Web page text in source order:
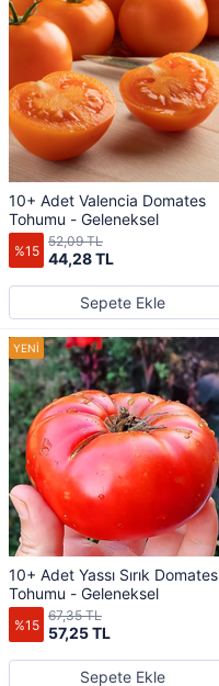
10+ Adet Valencia Domates
Tohumu - Geleneksel
%15 44,28 TL
52,09 TL
Sepete Ekle
10+ Adet Yassı Sırık Domates
Tohumu - Geleneksel
%15 57,25 TL
67,35 TL
Sepete Ekle